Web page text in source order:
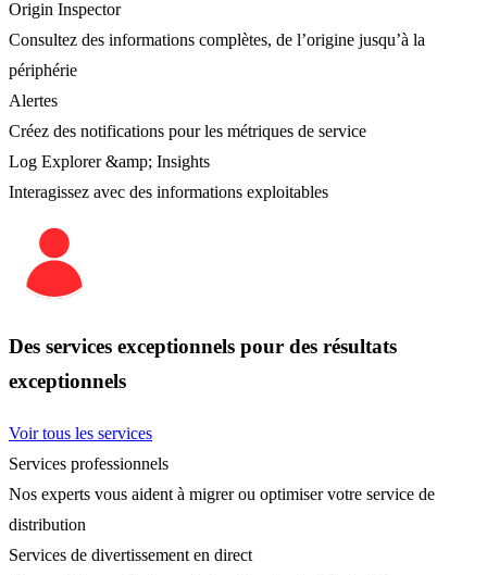
Origin Inspector
Consultez des informations complètes, de l’origine jusqu’à la
périphérie
Alertes
Créez des notifications pour les métriques de service
Log Explorer &amp; Insights
Interagissez avec des informations exploitables
Des services exceptionnels pour des résultats
exceptionnels
Voir tous les services
Services professionnels
Nos experts vous aident à migrer ou optimiser votre service de
distribution
Services de divertissement en direct